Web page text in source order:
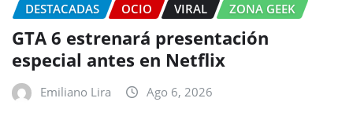
DESTACADAS OCIO VIRAL ZONA GEEK
GTA 6 estrenará presentación
especial antes en Netflix
Emiliano Lira Ago 6, 2026